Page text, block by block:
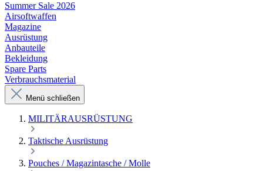
Summer Sale 2026
Airsoftwaffen
Magazine
Ausrüstung
Anbauteile
Bekleidung
Spare Parts
Verbrauchsmaterial
Menü schließen
MILITÄRAUSRÜSTUNG
Taktische Ausrüstung
Pouches / Magazintasche / Molle